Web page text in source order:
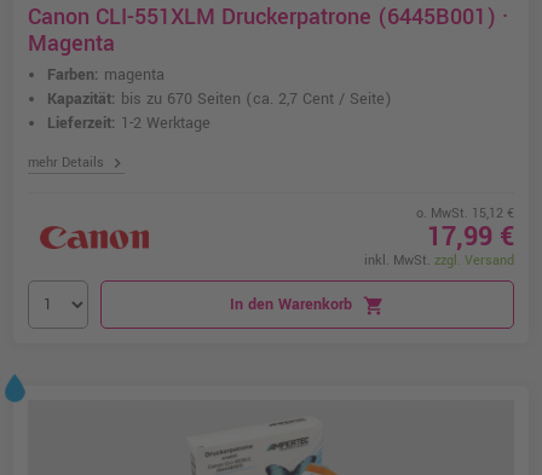
Canon CLI-551XLM Druckerpatrone (6445B001) ·
Magenta
Farben: magenta
Kapazität: bis zu 670 Seiten (ca. 2,7 Cent / Seite)
Lieferzeit: 1-2 Werktage
mehr Details chevron_right
o. MwSt. 15,12 €
17,99 €
inkl. MwSt. zzgl. Versand
In den Warenkorb shopping_cart